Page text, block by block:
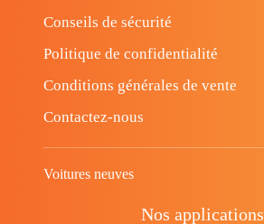
Conseils de sécurité
Politique de confidentialité
Conditions générales de vente
Contactez-nous
Voitures neuves
Nos applications